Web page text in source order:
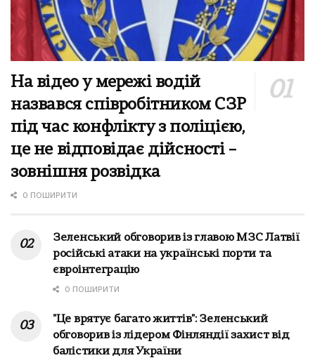
На відео у мережі водій
назвався співробітником СЗР
під час конфлікту з поліцією,
це не відповідає дійсності –
зовнішня розвідка
0 ПОШИРИТИ
Зеленський обговорив із главою МЗС Латвії
російські атаки на українські порти та
євроінтеграцію
0 ПОШИРИТИ
"Це врятує багато життів": Зеленський
обговорив із лідером Фінляндії захист від
балістики для України